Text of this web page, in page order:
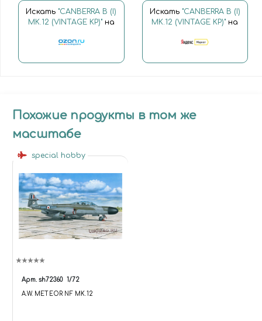
Искать "CANBERRA B (I)
MK.12 (VINTAGE KP)"на
Искать "CANBERRA B (I)
MK.12 (VINTAGE KP)" на
Похожие продукты в том же
масштабе
special hobby
Арт. sh72360 1/72
A.W. METEOR NF MK.12